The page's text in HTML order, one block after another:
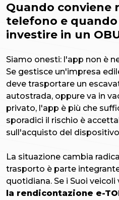
Quando conviene
telefono e quando
investire in un
Siamo onesti: l'app non è
Se gestisce un'impresa
deve trasportare un
autostrada, oppure va in
privato, l'app è più che
sporadici il rischio è
sull'acquisto del
La situazione cambia
trasporto è parte
quotidiana. Se i Suoi
la rendicontazione e-